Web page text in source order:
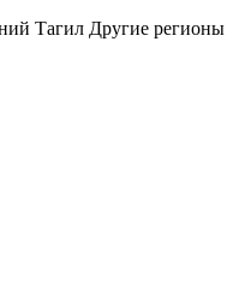
Тагил Другие регионы